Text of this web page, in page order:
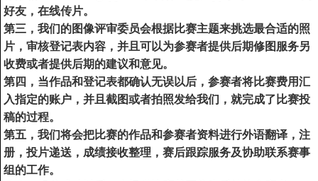
好友，在线传片。
第三，我们的图像评审委员会根据比赛主题来挑选最合适的照
片，审核登记表内容，并且可以为参赛者提供后期修图服务另
收费或者提供后期的建议和意见。
第四，当作品和登记表都确认无误以后，参赛者将比赛费用汇
入指定的账户，并且截图或者拍照发给我们，就完成了比赛投
稿的过程。
第五，我们将会把比赛的作品和参赛者资料进行外语翻译，注
册，投片递送，成绩接收整理，赛后跟踪服务及协助联系赛事
组的工作。